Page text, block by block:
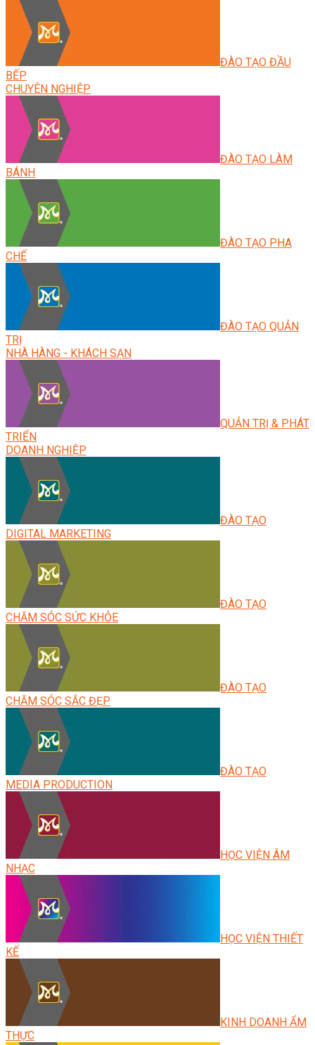
ĐÀO TẠO ĐẦU
BẾP
CHUYÊN NGHIỆP
ĐÀO TẠO LÀM
BÁNH
ĐÀO TẠO PHA
CHẾ
ĐÀO TẠO QUẢN
TRỊ
NHÀ HÀNG - KHÁCH SẠN
QUẢN TRỊ & PHÁT
TRIỂN
DOANH NGHIỆP
ĐÀO TẠO
DIGITAL MARKETING
ĐÀO TẠO
CHĂM SÓC SỨC KHỎE
ĐÀO TẠO
CHĂM SÓC SẮC ĐẸP
ĐÀO TẠO
MEDIA PRODUCTION
HỌC VIỆN ÂM
NHẠC
HỌC VIỆN THIẾT
KẾ
KINH DOANH ẨM
THỰC